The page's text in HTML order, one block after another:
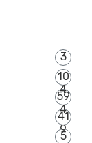
3
10
4
59
4
41
9
5